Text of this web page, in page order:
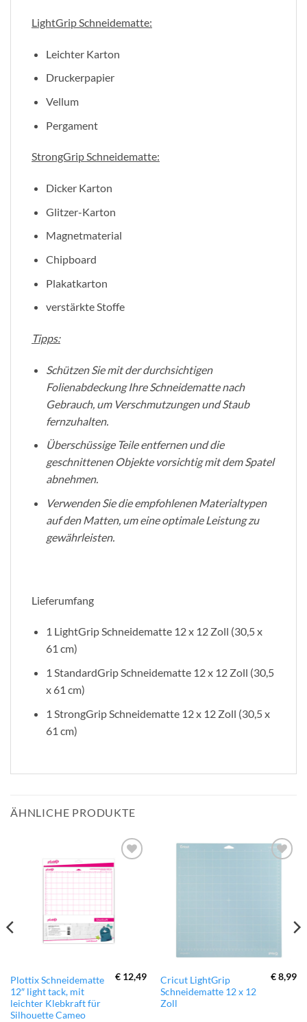
LightGrip Schneidematte:
Leichter Karton
Druckerpapier
Vellum
Pergament
StrongGrip Schneidematte:
Dicker Karton
Glitzer-Karton
Magnetmaterial
Chipboard
Plakatkarton
verstärkte Stoffe
Tipps:
Schützen Sie mit der durchsichtigen
Folienabdeckung Ihre Schneidematte nach
Gebrauch, um Verschmutzungen und Staub
fernzuhalten.
Überschüssige Teile entfernen und die
geschnittenen Objekte vorsichtig mit dem Spatel
abnehmen.
Verwenden Sie die empfohlenen Materialtypen
auf den Matten, um eine optimale Leistung zu
gewährleisten.
Lieferumfang
1 LightGrip Schneidematte 12 x 12 Zoll (30,5 x
61 cm)
1 StandardGrip Schneidematte 12 x 12 Zoll (30,5
x 61 cm)
1 StrongGrip Schneidematte 12 x 12 Zoll (30,5 x
61 cm)
ÄHNLICHE PRODUKTE
zur
Wunschliste
hinzufügen
Plottix Schneidematte
12″ light tack, mit
leichter Klebkraft für
Silhouette Cameo
€ 12,49
Cricut LightGrip
Schneidematte 12 x 12
Zoll
€8,99